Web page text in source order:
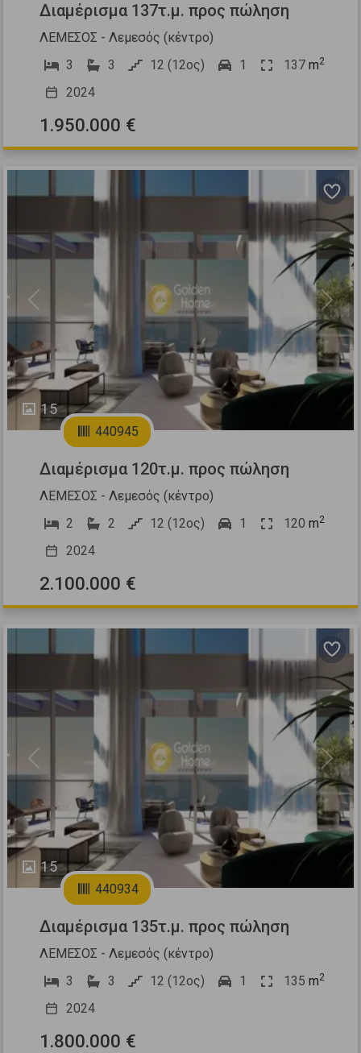
Διαμέρισμα 137τ.μ. προς πώληση
ΛΕΜΕΣΟΣ - Λεμεσός (κέντρο)
3
3 12 (12ος) 1 137 m2
2024
1.950.000 €
15
Previous Next
440945
Διαμέρισμα 120τ.μ. προς πώληση
ΛΕΜΕΣΟΣ - Λεμεσός (κέντρο)
2
2 12 (12ος) 1 120 m2
2024
2.100.000 €
15
Previous Next
440934
Διαμέρισμα 135τ.μ. προς πώληση
ΛΕΜΕΣΟΣ - Λεμεσός (κέντρο)
3
3 12 (12ος) 1 135 m2
2024
1.800.000 €